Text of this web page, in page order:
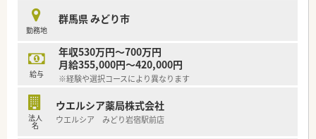
勤務地
群馬県 みどり市
給与
年収530万円～700万円
月給355,000円～420,000円
※経験や選択コースにより異なります
法人
名
ウエルシア薬局株式会社
ウエルシア みどり岩宿駅前店